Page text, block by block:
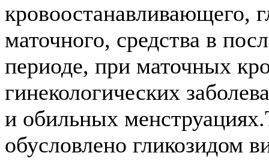
кровоостанавливающего,
маточного, средства в
периоде, при маточных
гинекологических
и обильных
обусловлено гликозидом